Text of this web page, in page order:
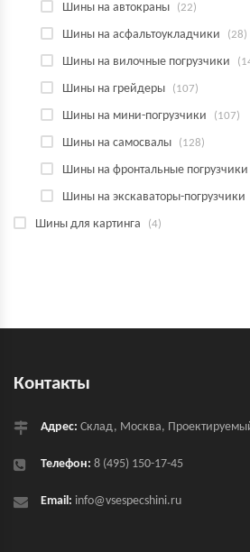
Шины на автокраны (22)
Шины на асфальтоукладчики (28)
Шины на вилочные погрузчики
Шины на грейдеры (107)
Шины на мини-погрузчики (107)
Шины на самосвалы (128)
Шины на фронтальные погрузчики
Шины на экскаваторы-погрузчики
Шины для картинга (4)
Контакты
Адрес: Склад, Москва,
Телефон: 8 (495) 150-17-45
Email: info@vsespecshini.ru